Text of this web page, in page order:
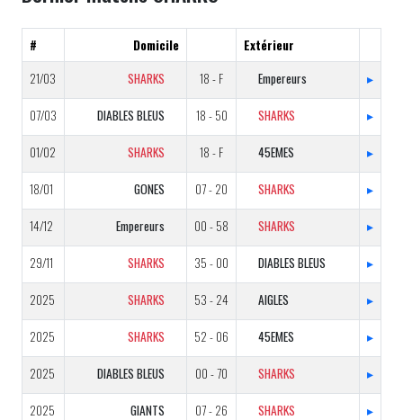
# Domicile
Extérieur
21/03
SHARKS 18 - F Empereurs ▸
07/03 DIABLES BLEUS 18 - 50 SHARKS ▸
01/02 SHARKS 18 - F 45EMES ▸
18/01 GONES 07 - 20 SHARKS ▸
14/12 Empereurs 00 - 58 SHARKS ▸
29/11 SHARKS 35 - 00 DIABLES BLEUS ▸
2025 SHARKS 53 - 24 AIGLES ▸
2025 SHARKS 52 - 06 45EMES ▸
2025 DIABLES BLEUS 00 - 70 SHARKS ▸
2025 GIANTS 07 - 26 SHARKS ▸